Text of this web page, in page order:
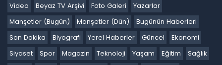
Video Beyaz TV Arşivi Foto Galeri
Yazarlar
Manşetler (Bugün)
Manşetler (Dün)
Bugünün Haberleri
Son Dakika
Biyografi Yerel Haberler Güncel
Ekonomi
Siyaset
Spor Magazin Teknoloji Yaşam Eğitim
Sağlık